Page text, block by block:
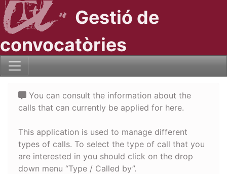
Gestió de
convocatòries
You can consult the information about the
calls that can currently be applied for here.
This application is used to manage different
types of calls. To select the type of call that you
are interested in you should click on the drop
down menu “Type / Called by”.